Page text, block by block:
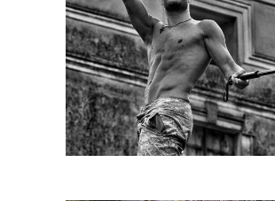
SPETTACOLI
DIURNI E
NOTTURNI